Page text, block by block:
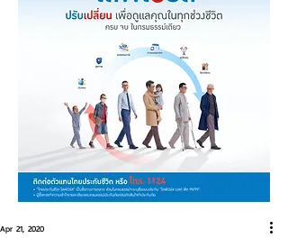
Apr 21, 2020